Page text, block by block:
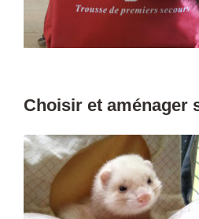
Choisir et aménager